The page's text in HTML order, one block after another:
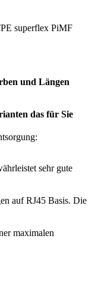
superflex PiMF
und Längen
das für Sie
sehr gute
auf RJ45 Basis. Die
maximalen